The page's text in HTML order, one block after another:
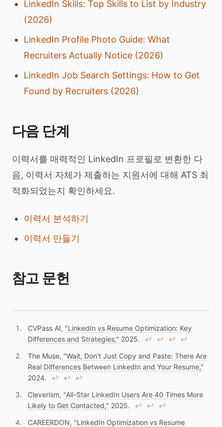
LinkedIn Skills: Top Skills to List by Industry
(2026)
LinkedIn Profile Photo Guide: What
Recruiters Actually Notice (2026)
LinkedIn Job Search Settings: How to Get
Found by Recruiters (2026)
다음 단계
이력서를 매력적인 LinkedIn 프로필로 변환한 다
음, 이력서 자체가 제출하는 지원서에 대해 ATS 최
적화되었는지 확인하세요.
이력서 분석하기
이력서 만들기
참고 문헌
CVPass AI, "LinkedIn vs Resume Optimization: Key
Differences and Strategies," 2025. ↩︎ ↩︎ ↩︎ ↩︎
The Muse, "Wait, Don't Just Copy and Paste: There Are
Real Differences Between LinkedIn and Your Resume,"
2024.
↩︎ ↩︎ ↩︎
Cleverism, "All-Star LinkedIn Users Are 40 Times More
Likely to Get Contacted," 2025. ↩︎ ↩︎ ↩︎
CAREERDON, "LinkedIn Optimization vs Resume